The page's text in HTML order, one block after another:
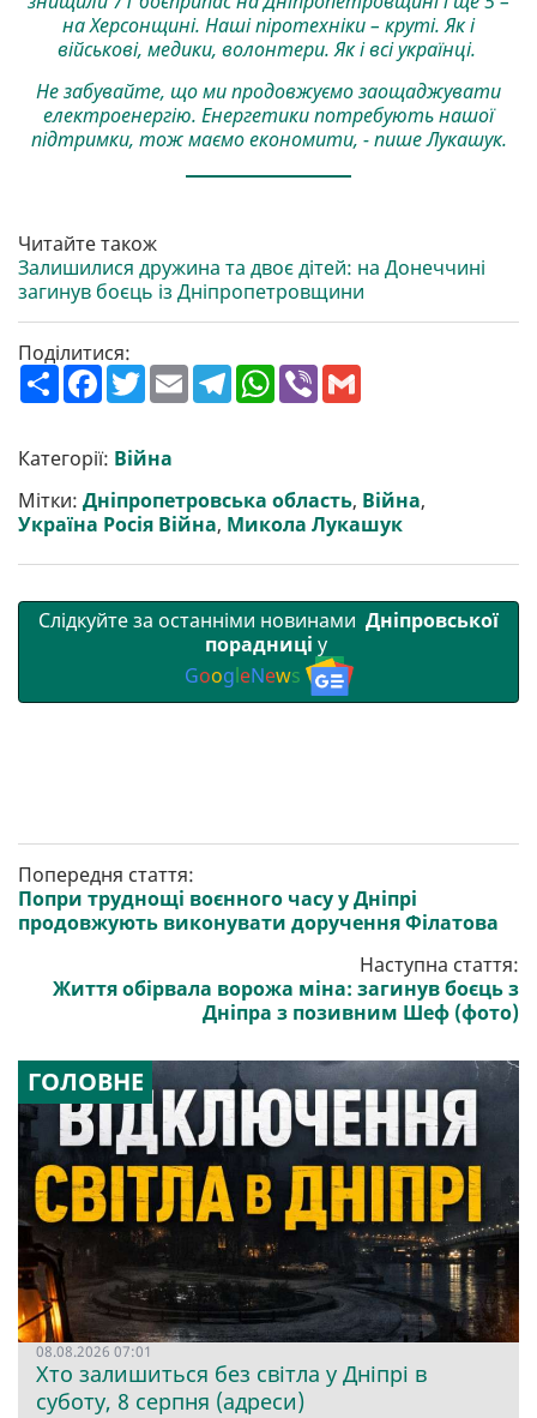
на Херсонщині. Наші піротехніки – круті. Як і
військові, медики, волонтери. Як і всі українці.
Не забувайте, що ми продовжуємо заощаджувати
електроенергію. Енергетики потребують нашої
підтримки, тож маємо економити, - пише Лукашук.
Читайте також
Залишилися дружина та двоє дітей: на Донеччині
загинув боєць із Дніпропетровщини
Поділитися:
П
о
р
и
т
и
F
a
b
o
o
k
T
w
t
e
r
E
m
T
e
a
m
W
h
p
p
V
Категорії: Війна
Мітки: Дніпропетровська область, Війна,
Україна Росія Війна, Микола Лукашук
Слідкуйте за останніми новинами Дніпровської
порадниці у
GoogleNews
Попередня стаття:
Попри труднощі воєнного часу у Дніпрі
продовжують виконувати доручення Філатова
Наступна стаття:
Життя обірвала ворожа міна: загинув боєць з
Дніпра з позивним Шеф (фото)
ГОЛОВНЕ
08.08.2026 07:01
Хто залишиться без світла у Дніпрі в
суботу, 8 серпня (адреси)